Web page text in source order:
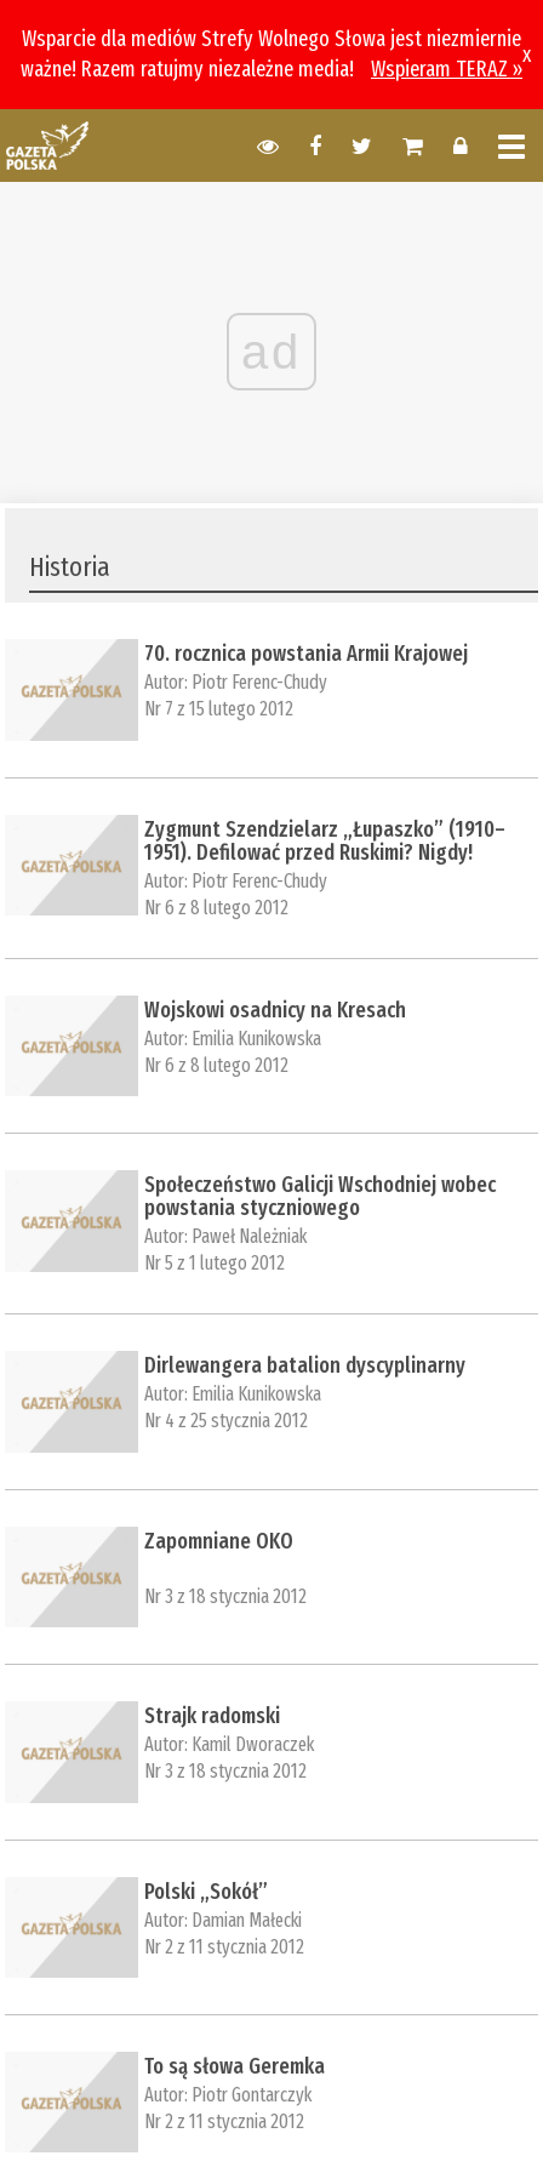
Wsparcie dla mediów Strefy Wolnego Słowa jest niezmiernie
ważne! Razem ratujmy niezależne media!
Wspieram TERAZ »
x
ad
Historia
70. rocznica powstania Armii Krajowej
Autor: Piotr Ferenc-Chudy
Nr 7 z 15 lutego 2012
Zygmunt Szendzielarz „Łupaszko” (1910–
1951). Defilować przed Ruskimi? Nigdy!
Autor: Piotr Ferenc-Chudy
Nr 6 z 8 lutego 2012
Wojskowi osadnicy na Kresach
Autor: Emilia Kunikowska
Nr 6 z 8 lutego 2012
Społeczeństwo Galicji Wschodniej wobec
powstania styczniowego
Autor: Paweł Należniak
Nr 5 z 1 lutego 2012
Dirlewangera batalion dyscyplinarny
Autor: Emilia Kunikowska
Nr 4 z 25 stycznia 2012
Zapomniane OKO
Nr 3 z 18 stycznia 2012
Strajk radomski
Autor: Kamil Dworaczek
Nr 3 z 18 stycznia 2012
Polski „Sokół”
Autor: Damian Małecki
Nr 2 z 11 stycznia 2012
To są słowa Geremka
Autor: Piotr Gontarczyk
Nr 2 z 11 stycznia 2012